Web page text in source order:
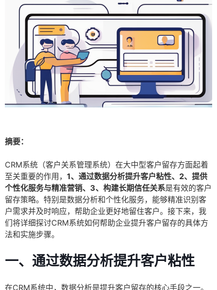
摘要：
CRM系统（客户关系管理系统）在大中型客户留存方面起着
至关重要的作用， 1、通过数据分析提升客户粘性、2、提供
个性化服务与精准营销、3、构建长期信任关系是有效的客户
留存策略。特别是数据分析和个性化服务，能够精准识别客
户需求并及时响应，帮助企业更好地留住客户。接下来，我
们将详细探讨CRM系统如何帮助企业提升客户留存的具体方
法和实施步骤。
一、通过数据分析提升客户粘性
在CRM系统中，数据分析是提升客户留存的核心手段之一。